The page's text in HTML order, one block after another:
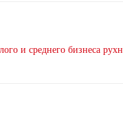
и среднего бизнеса